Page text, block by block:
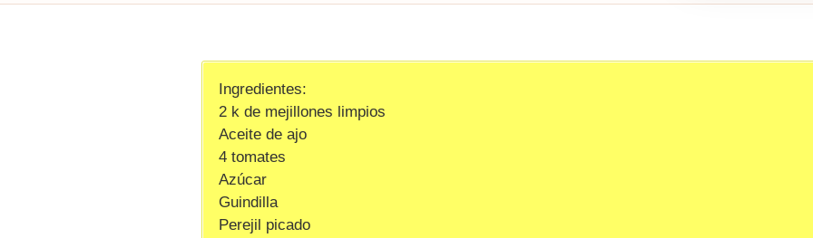
Ingredientes:
2 k de mejillones limpios
Aceite de ajo
4 tomates
Azúcar
Guindilla
Perejil picado